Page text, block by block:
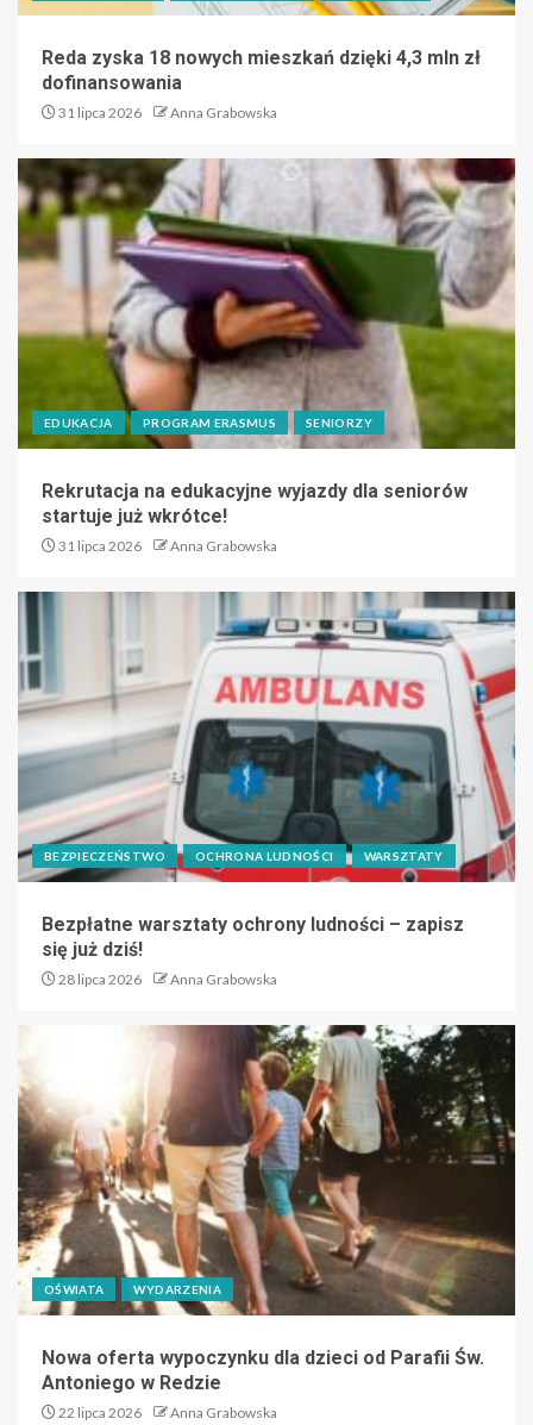
Reda zyska 18 nowych mieszkań dzięki 4,3 mln zł
dofinansowania
31 lipca 2026 Anna Grabowska
EDUKACJA PROGRAM ERASMUS SENIORZY
Rekrutacja na edukacyjne wyjazdy dla seniorów
startuje już wkrótce!
31 lipca 2026 Anna Grabowska
BEZPIECZEŃSTWO OCHRONA LUDNOŚCI WARSZTATY
Bezpłatne warsztaty ochrony ludności – zapisz
się już dziś!
28 lipca 2026 Anna Grabowska
OŚWIATA WYDARZENIA
Nowa oferta wypoczynku dla dzieci od Parafii Św.
Antoniego w Redzie
22 lipca 2026 Anna Grabowska